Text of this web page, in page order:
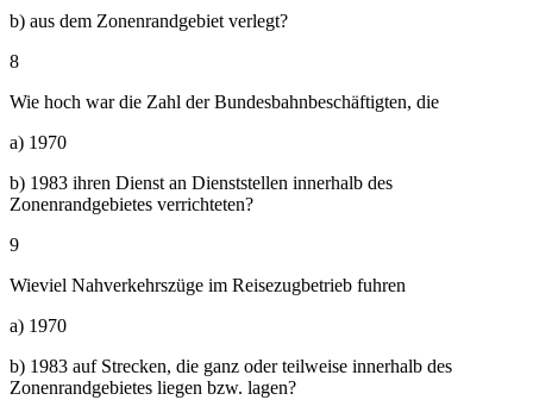
b) aus dem Zonenrandgebiet verlegt?
8
Wie hoch war die Zahl der Bundesbahnbeschäftigten, die
a) 1970
b) 1983 ihren Dienst an Dienststellen innerhalb des
Zonenrandgebietes verrichteten?
9
Wieviel Nahverkehrszüge im Reisezugbetrieb fuhren
a) 1970
b) 1983 auf Strecken, die ganz oder teilweise innerhalb des
Zonenrandgebietes liegen bzw. lagen?